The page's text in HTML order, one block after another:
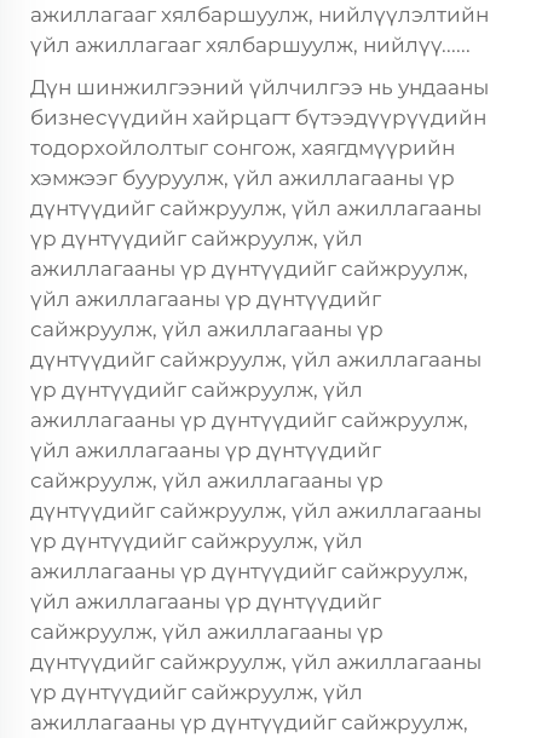
ажиллагааг хялбаршуулж, нийлүүлэлтийн
үйл ажиллагааг хялбаршуулж, нийлүү......
Дүн шинжилгээний үйлчилгээ нь ундааны
бизнесүүдийн хайрцагт бүтээдүүрүүдийн
тодорхойлолтыг сонгож, хаягдмүүрийн
хэмжээг бууруулж, үйл ажиллагааны үр
дүнтүүдийг сайжруулж, үйл ажиллагааны
үр дүнтүүдийг сайжруулж, үйл
ажиллагааны үр дүнтүүдийг сайжруулж,
үйл ажиллагааны үр дүнтүүдийг
сайжруулж, үйл ажиллагааны үр
дүнтүүдийг сайжруулж, үйл ажиллагааны
үр дүнтүүдийг сайжруулж, үйл
ажиллагааны үр дүнтүүдийг сайжруулж,
үйл ажиллагааны үр дүнтүүдийг
сайжруулж, үйл ажиллагааны үр
дүнтүүдийг сайжруулж, үйл ажиллагааны
үр дүнтүүдийг сайжруулж, үйл
ажиллагааны үр дүнтүүдийг сайжруулж,
үйл ажиллагааны үр дүнтүүдийг
сайжруулж, үйл ажиллагааны үр
дүнтүүдийг сайжруулж, үйл ажиллагааны
үр дүнтүүдийг сайжруулж, үйл
ажиллагааны үр дүнтүүдийг сайжруулж,